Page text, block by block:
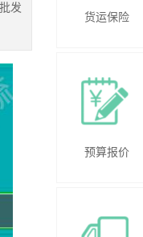
发
货运保险
预算报价